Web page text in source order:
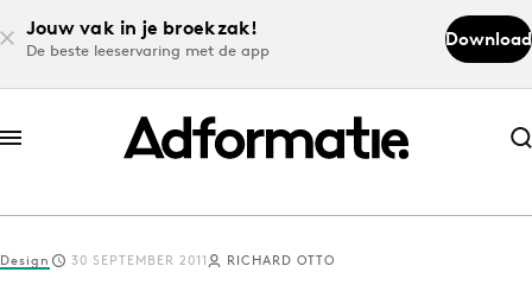
Jouw vak in je broekzak!
De beste leeservaring met de app
Download
Abonneer nu
Abonneer nu
Log in
Design 30 SEPTEMBER 2011 RICHARD OTTO